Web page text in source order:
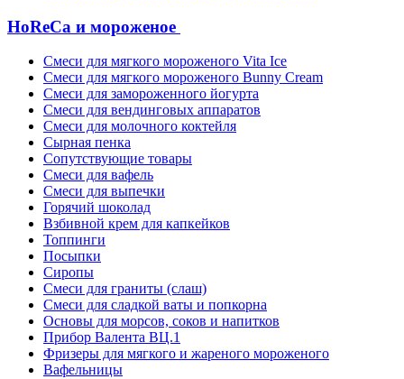
HoReCa и мороженое
Смеси для мягкого мороженого Vita Ice
Смеси для мягкого мороженого Bunny Cream
Смеси для замороженного йогурта
Смеси для вендинговых аппаратов
Смеси для молочного коктейля
Сырная пенка
Сопутствующие товары
Смеси для вафель
Смеси для выпечки
Горячий шоколад
Взбивной крем для капкейков
Топпинги
Посыпки
Сиропы
Смеси для граниты (слаш)
Смеси для сладкой ваты и попкорна
Основы для морсов, соков и напитков
Прибор Валента ВЦ.1
Фризеры для мягкого и жареного мороженого
Вафельницы